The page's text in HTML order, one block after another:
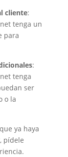
cliente:
tenga un
para
:
tenga
ser
o la
ya haya
pídele